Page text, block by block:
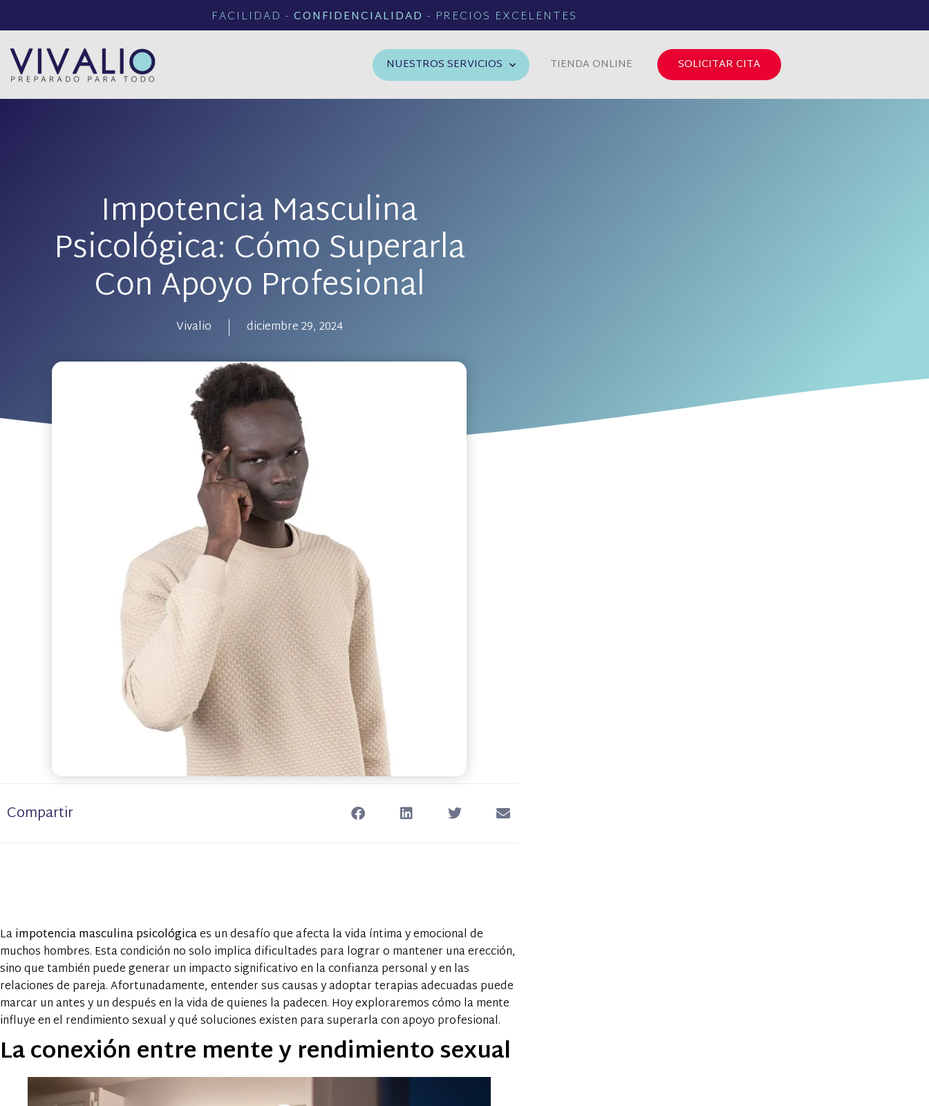
FACILIDAD - CONFIDENCIALIDAD - PRECIOS EXCELENTES
NUESTROS SERVICIOS TIENDA ONLINE SOLICITAR CITA
Impotencia Masculina
Psicológica: Cómo Superarla
Con Apoyo Profesional
Vivalio diciembre 29, 2024
Compartir
Laimpotencia masculina psicológicaes un desafío que afecta la vida íntima y emocional de
muchos hombres. Esta condición no solo implica dificultades para lograr o mantener una erección,
sino que también puede generar un impacto significativo en la confianza personal y en las
relaciones de pareja. Afortunadamente, entender sus causas y adoptar terapias adecuadas puede
marcar un antes y un después en la vida de quienes la padecen. Hoy exploraremos cómo la mente
influye en el rendimiento sexual y qué soluciones existen para superarla con apoyo profesional.
La conexión entre mente y rendimiento sexual